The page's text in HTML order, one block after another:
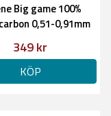
Big game 100%
0,51-0,91mm
349 kr
KÖP